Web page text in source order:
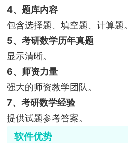
4、题库内容
包含选择题、填空题、计算题。
5、考研数学历年真题
显示清晰。
6、师资力量
强大的师资教学团队。
7、考研数学经验
提供试题参考答案。
软件优势